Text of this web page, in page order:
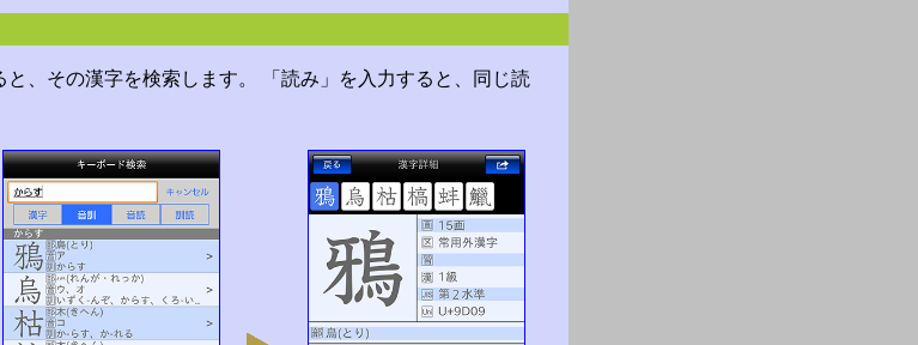
、その漢字を検索します。 「読み」を入力すると、同じ読